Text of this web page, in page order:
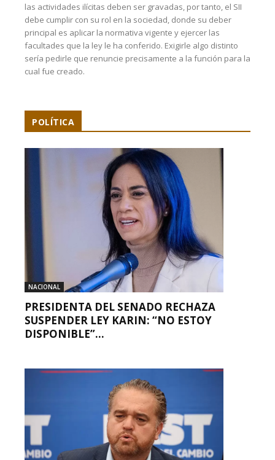
las actividades ilícitas deben ser gravadas, por tanto, el SII
debe cumplir con su rol en la sociedad, donde su deber
principal es aplicar la normativa vigente y ejercer las
facultades que la ley le ha conferido. Exigirle algo distinto
sería pedirle que renuncie precisamente a la función para la
cual fue creado.
POLÍTICA
NACIONAL
PRESIDENTA DEL SENADO RECHAZA
SUSPENDER LEY KARIN: “NO ESTOY
DISPONIBLE”...